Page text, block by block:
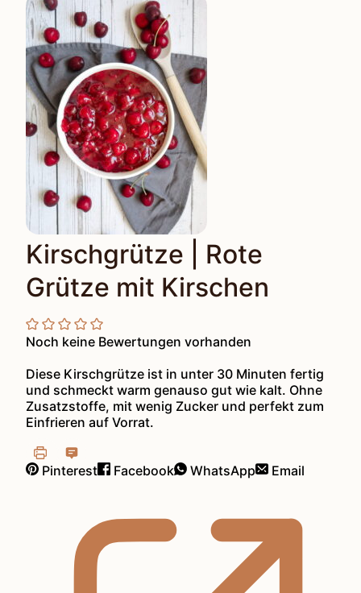
Kirschgrütze | Rote
Grütze mit Kirschen
Noch keine Bewertungen vorhanden
Diese Kirschgrütze ist in unter 30 Minuten fertig
und schmeckt warm genauso gut wie kalt. Ohne
Zusatzstoffe, mit wenig Zucker und perfekt zum
Einfrieren auf Vorrat.
Pinterest Facebook WhatsApp Email